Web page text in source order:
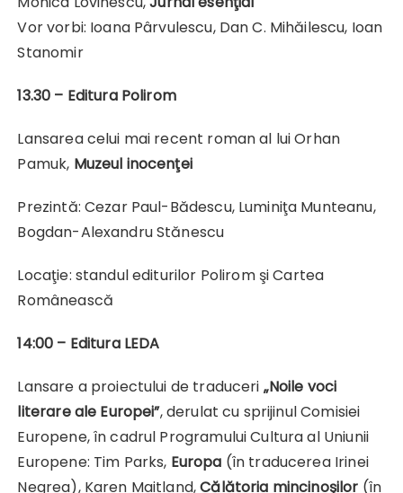
Vor vorbi: Ioana Pârvulescu, Dan C. Mihăilescu, Ioan
Stanomir
13.30 – Editura Polirom
Lansarea celui mai recent roman al lui Orhan
Pamuk, Muzeul inocenţei
Prezintă: Cezar Paul-Bădescu, Luminiţa Munteanu,
Bogdan-Alexandru Stănescu
Locaţie: standul editurilor Polirom şi Cartea
Românească
14:00 – Editura LEDA
Lansare a proiectului de traduceri „Noile voci
literare ale Europei”, derulat cu sprijinul Comisiei
Europene, în cadrul Programului Cultura al Uniunii
Europene: Tim Parks, Europa (în traducerea Irinei
Negrea), Karen Maitland,Călătoria mincinoşilor (în